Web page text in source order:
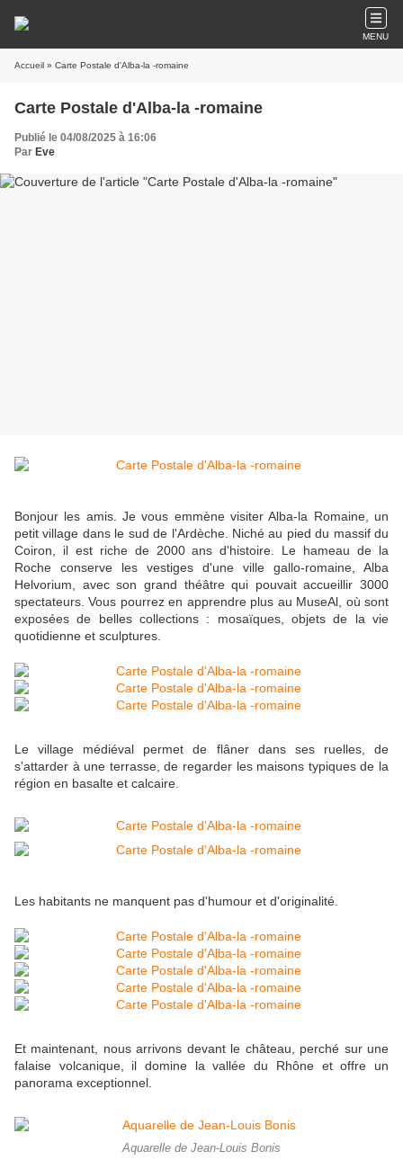
MENU
Accueil » Carte Postale d'Alba-la -romaine
Carte Postale d'Alba-la -romaine
Publié le 04/08/2025 à 16:06
Par Eve
Bonjour les amis. Je vous emmène visiter Alba-la Romaine, un
petit village dans le sud de l'Ardèche. Niché au pied du massif du
Coiron, il est riche de 2000 ans d'histoire. Le hameau de la
Roche conserve les vestiges d'une ville gallo-romaine, Alba
Helvorium, avec son grand théâtre qui pouvait accueillir 3000
spectateurs. Vous pourrez en apprendre plus au MuseAl, où sont
exposées de belles collections : mosaïques, objets de la vie
quotidienne et sculptures.
Le village médiéval permet de flâner dans ses ruelles, de
s'attarder à une terrasse, de regarder les maisons typiques de la
région en basalte et calcaire.
Les habitants ne manquent pas d'humour et d'originalité.
Et maintenant, nous arrivons devant le château, perché sur une
falaise volcanique, il domine la vallée du Rhône et offre un
panorama exceptionnel.
Aquarelle de Jean-Louis Bonis